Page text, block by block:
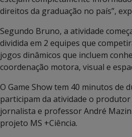
direitos da graduação no país”,
Segundo Bruno, a atividade
dividida em 2 equipes que
jogos dinâmicos que incluem
coordenação motora, visual e
O Game Show tem 40 minutos de
participam da atividade o
jornalista e professor André
projeto MS +Ciência.